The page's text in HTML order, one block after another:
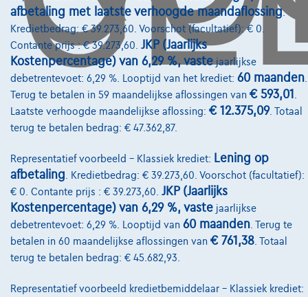
afbetaling met laatste verhoogde maandaflossing.
Kredietbedrag: € 39.273,60. Voorschot (facultatief): € 0.
Contante prijs : € 39.273,60. JKP (Jaarlijks
Kostenpercentage) van 6,29 %, vastejaarlijkse
debetrentevoet: 6,29 %. Looptijd van het krediet: 60 maanden.
Terug te betalen in 59 maandelijkse aflossingen van € 593,01 .
Laatste verhoogde maandelijkse aflossing: € 12.375,09. Totaal
terug te betalen bedrag: € 47.362,87.
Representatief voorbeeld – Klassiek krediet: Lening op
afbetaling . Kredietbedrag: € 39.273,60. Voorschot (facultatief):
€ 0. Contante prijs : € 39.273,60. JKP (Jaarlijks
Kostenpercentage) van 6,29 %, vaste jaarlijkse
debetrentevoet: 6,29 %. Looptijd van 60 maanden . Terug te
betalen in 60 maandelijkse aflossingen van € 761,38 . Totaal
terug te betalen bedrag: € 45.682,93.
Representatief voorbeeld kredietbemiddelaar – Klassiek krediet:
Diensten & Oplossingen
Pechverhelping verzekering
Financiering
Autoverzekering
Over Ons
Word klant
Wie zijn we
Kwaliteitscharter
Onze dealers